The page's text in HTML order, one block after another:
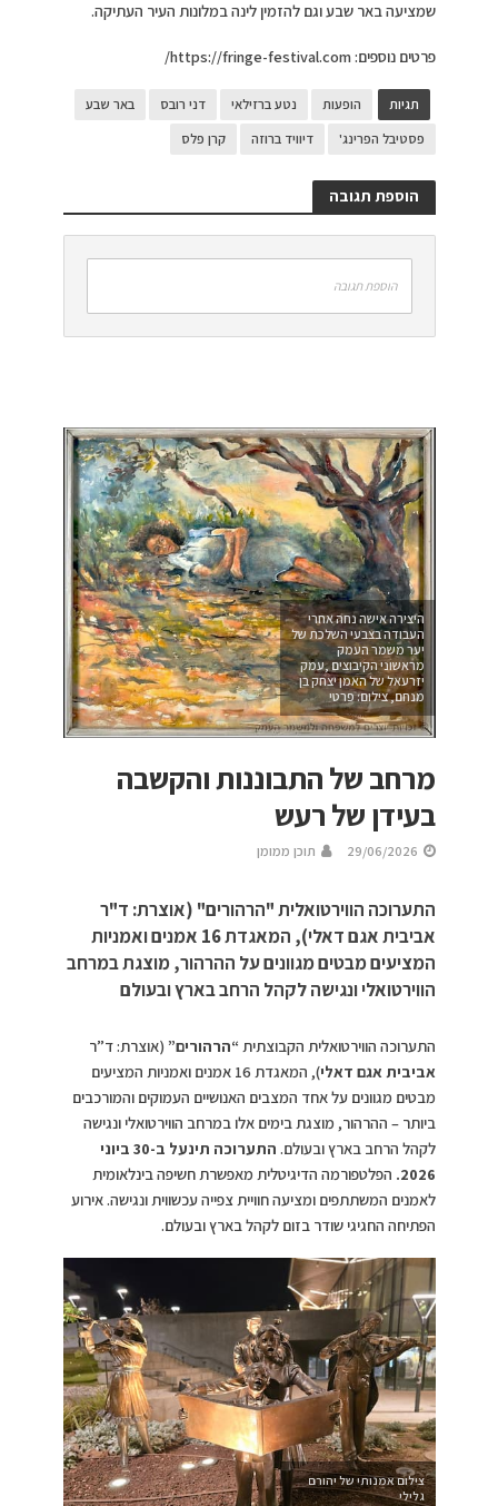
שמציעה באר שבע וגם להזמין לינה במלונות העיר העתיקה.
פרטים נוספים: https://fringe-festival.com/
תגיות הופעות נטע ברזילאי דני רובס
באר שבע
פסטיבל הפרינג'
דיוויד ברוזה קרן פלס
הוספת תגובה
הוספת תגובה
היצירה אישה נחה אחרי
העבודה בצבעי השלכת של
יער משמר העמק
מראשוני הקיבוצים ,עמק
יזרעאל של האמן יצחק בן
מנחם, צילום: פרטי
מרחב של התבוננות והקשבה
בעידן של רעש
29/06/2026 תוכן ממומן
התערוכה הווירטואלית "הרהורים" (אוצרת: ד"ר
אביבית אגם דאלי), המאגדת 16 אמנים ואמניות
המציעים מבטים מגוונים על ההרהור, מוצגת במרחב
הווירטואלי ונגישה לקהל הרחב בארץ ובעולם
התערוכה הווירטואלית הקבוצתית“הרהורים” (אוצרת: ד”ר
אביבית אגם דאלי
), המאגדת 16 אמנים ואמניות המציעים
מבטים מגוונים על אחד המצבים האנושיים העמוקים והמורכבים
ביותר – ההרהור, מוצגת בימים אלו במרחב הווירטואלי ונגישה
לקהל הרחב בארץ ובעולם.
התערוכה תינעל ב-30 ביוני
2026. הפלטפורמה הדיגיטלית מאפשרת חשיפה בינלאומית
לאמנים המשתתפים ומציעה חוויית צפייה עכשווית ונגישה. אירוע
הפתיחה החגיגי שודר בזום לקהל בארץ ובעולם.
צילום אמנותי של יהורם
גלילי